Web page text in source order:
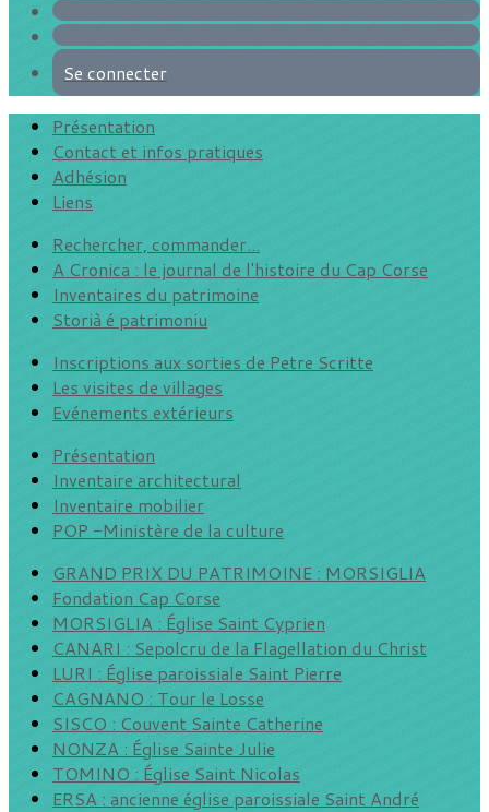
Se connecter
Présentation
Contact et infos pratiques
Adhésion
Liens
Rechercher, commander...
A Cronica : le journal de l'histoire du Cap Corse
Inventaires du patrimoine
Storià é patrimoniu
Inscriptions aux sorties de Petre Scritte
Les visites de villages
Evénements extérieurs
Présentation
Inventaire architectural
Inventaire mobilier
POP -Ministère de la culture
GRAND PRIX DU PATRIMOINE : MORSIGLIA
Fondation Cap Corse
MORSIGLIA : Église Saint Cyprien
CANARI : Sepolcru de la Flagellation du Christ
LURI : Église paroissiale Saint Pierre
CAGNANO : Tour le Losse
SISCO : Couvent Sainte Catherine
NONZA : Église Sainte Julie
TOMINO : Église Saint Nicolas
ERSA : ancienne église paroissiale Saint André